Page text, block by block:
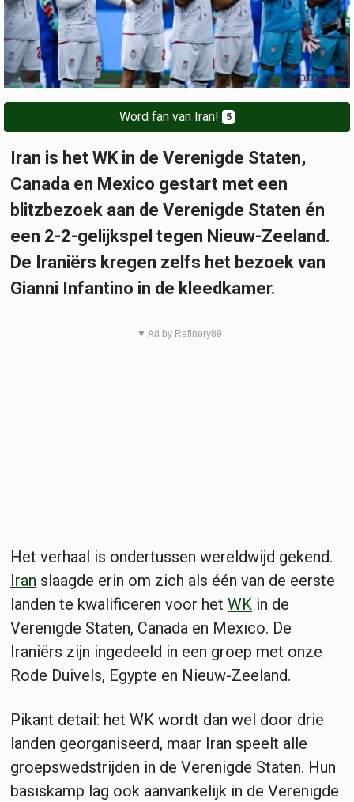
Word fan van Iran! 5
Iran is het WK in de Verenigde Staten,
Canada en Mexico gestart met een
blitzbezoek aan de Verenigde Staten én
een 2-2-gelijkspel tegen Nieuw-Zeeland.
De Iraniërs kregen zelfs het bezoek van
Gianni Infantino in de kleedkamer.
▼ Ad by Refinery89
Het verhaal is ondertussen wereldwijd gekend.
Iran slaagde erin om zich als één van de eerste
landen te kwalificeren voor het WK in de
Verenigde Staten, Canada en Mexico. De
Iraniërs zijn ingedeeld in een groep met onze
Rode Duivels, Egypte en Nieuw-Zeeland.
Pikant detail: het WK wordt dan wel door drie
landen georganiseerd, maar Iran speelt alle
groepswedstrijden in de Verenigde Staten. Hun
basiskamp lag ook aanvankelijk in de Verenigde